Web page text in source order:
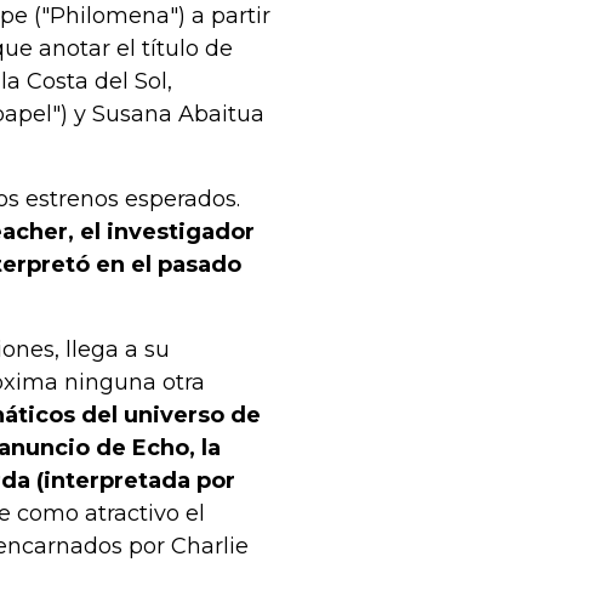
("Philomena") a partir
anotar el título de
Costa del Sol,
y Susana Abaitua
estrenos esperados.
el investigador
en el pasado
llega a su
ninguna otra
del universo de
de Echo, la
(interpretada por
como atractivo el
por Charlie